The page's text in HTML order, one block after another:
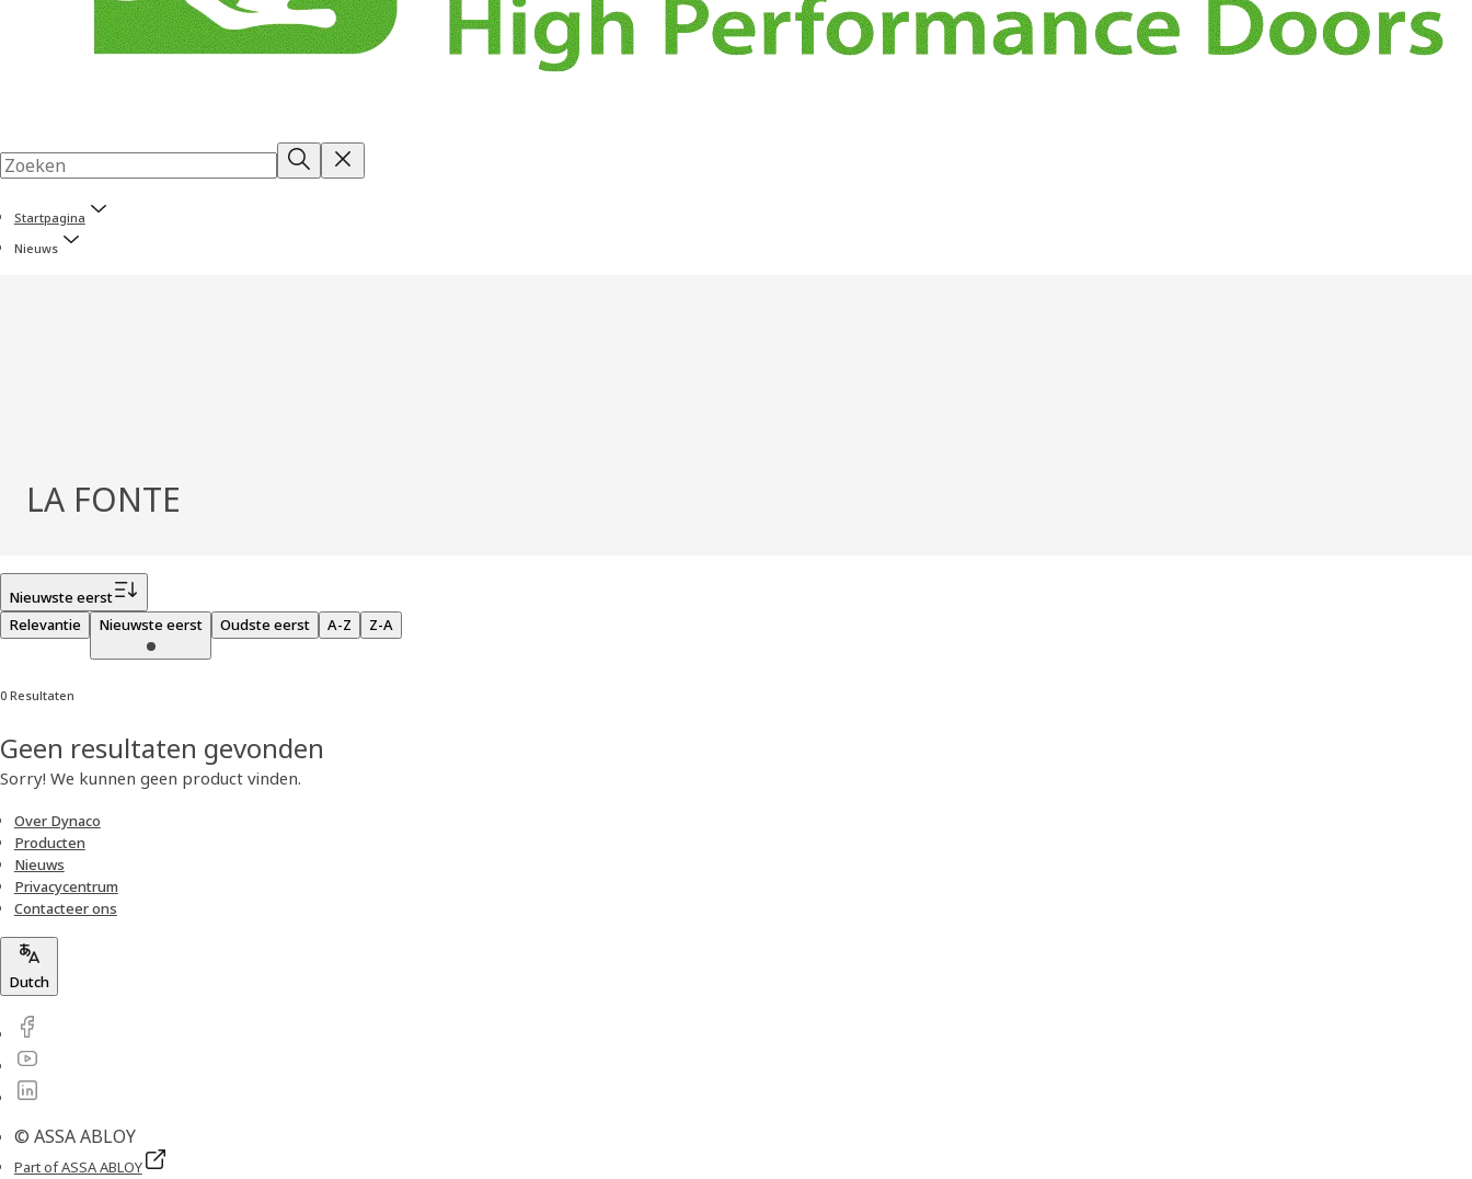
Startpagina
Nieuws
LA FONTE
Nieuwste eerst
Relevantie
Nieuwste eerst Oudste eerst A-Z Z-A
0 Resultaten
Geen resultaten gevonden
Sorry! We kunnen geen product vinden.
Over Dynaco
Producten
Nieuws
Privacycentrum
Contacteer ons
Dutch
© ASSA ABLOY
Part of ASSA ABLOY